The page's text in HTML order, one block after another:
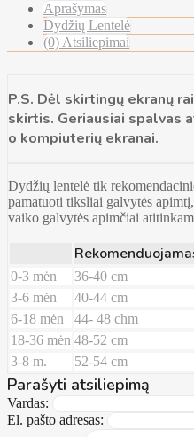
Aprašymas
Dydžių Lentelė
(0) Atsiliepimai
P.S. Dėl skirtingų ekranų
skirtis. Geriausiai spalvas
o kompiuterių ekranai.
Dydžių lentelė tik
pamatuoti tiksliai galvytės
vaiko galvytės apimčiai
0-3 mėn
36-40 cm
3-6 mėn
40-44 cm
6-18 mėn
44- 48 chm
18-36 mėn 48-52 cm
3-8 m.
52-54 cm
Parašyti atsiliepimą
Vardas:
El. pašto adresas: